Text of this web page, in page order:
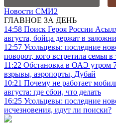
Новости СМИ2
ГЛАВНОЕ ЗА ДЕНЬ
14:58 Поиск Героя России
августа, бойца держат в
12:57 Усольцевы: последние
поворот, кого встретила семья в
11:22 Обстановка в ОАЭ утром 7
взрывы, аэропорты, Дубай
10:21 Почему не работает
августа: где сбои, что делать
16:25 Усольцевы: последние
исчезновения, идут ли поиски?